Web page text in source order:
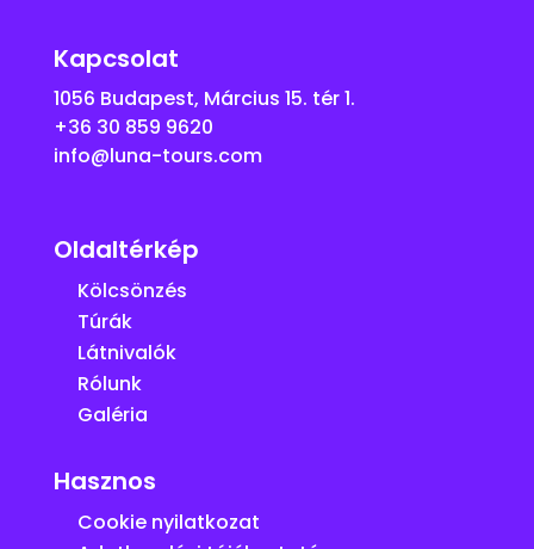
Kapcsolat
1056 Budapest, Március 15. tér 1.
+36 30 859 9620
info@luna-tours.com
Oldaltérkép
Kölcsönzés
Túrák
Látnivalók
Rólunk
Galéria
Hasznos
Cookie nyilatkozat